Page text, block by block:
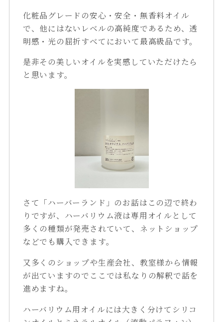
化粧品グレードの安心・安全・無香料オイル
で、他にはないレベルの高純度であるため、透
明感・光の屈折すべてにおいて最高級品です。
是非その美しいオイルを実感していただけたら
と思います。
さて「ハーバーランド」のお話はこの辺で終わ
りですが、ハーバリウム液は専用オイルとして
多くの種類が発売されていて、ネットショップ
などでも購入できます。
又多くのショップや生産会社、教室様から情報
が出ていますのでここでは私なりの解釈で話を
進めますね。
ハーバリウム用オイルには大きく分けてシリコ